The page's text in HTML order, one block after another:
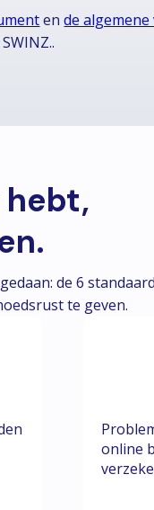
ende
hebt,
de 6
te geven.
online